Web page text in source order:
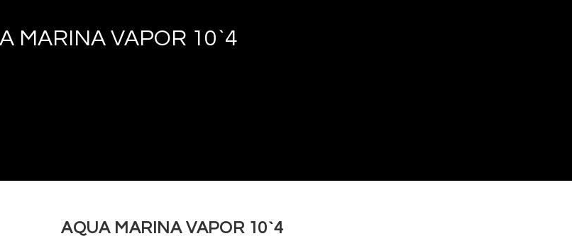
MARINA VAPOR 10`4
AQUA MARINA VAPOR 10`4